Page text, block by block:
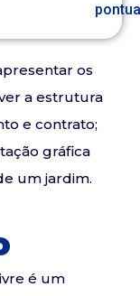
os
a estrutura
e contrato;
gráfica
um jardim.
é um